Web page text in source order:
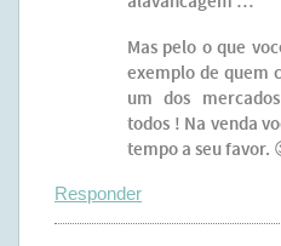
Mas pelo o que
exemplo de quem
um dos
todos ! Na venda
tempo a seu favor.
Responder